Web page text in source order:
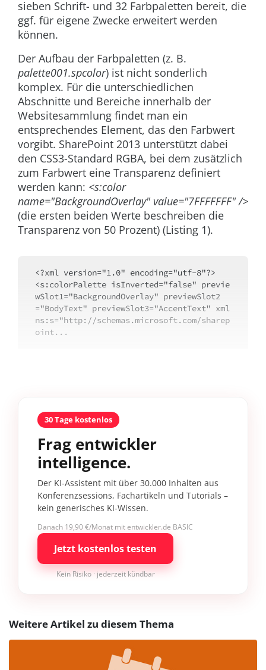
sieben Schrift- und 32 Farbpaletten bereit, die
ggf. für eigene Zwecke erweitert werden
können.
Der Aufbau der Farbpaletten (z. B.
palette001.spcolor) ist nicht sonderlich
komplex. Für die unterschiedlichen
Abschnitte und Bereiche innerhalb der
Websitesammlung findet man ein
entsprechendes Element, das den Farbwert
vorgibt. SharePoint 2013 unterstützt dabei
den CSS3-Standard RGBA, bei dem zusätzlich
zum Farbwert eine Transparenz definiert
werden kann: <s:color
name="BackgroundOverlay" value="7FFFFFFF" />
(die ersten beiden Werte beschreiben die
Transparenz von 50 Prozent) (Listing 1).
<?xml version="1.0" encoding="utf-8"?>
<s:colorPalette isInverted="false" previe
wSlot1="BackgroundOverlay" previewSlot2
="BodyText" previewSlot3="AccentText" xml
ns:s="http://schemas.microsoft.com/sharep
oint...
30 Tage kostenlos
Frag entwickler
intelligence.
Der KI-Assistent mit über 30.000 Inhalten aus
Konferenzsessions, Fachartikeln und Tutorials –
kein generisches KI-Wissen.
Danach 19,90 €/Monat mit entwickler.de BASIC
Jetzt kostenlos testen
Kein Risiko · jederzeit kündbar
Weitere Artikel zu diesem Thema